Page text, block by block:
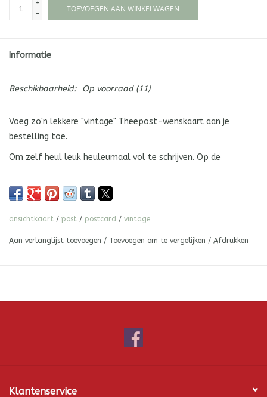
+
-
TOEVOEGEN AAN WINKELWAGEN
Informatie
Beschikbaarheid: Op voorraad(11)
Voeg zo'n lekkere "vintage" Theepost-wenskaart aan je
bestelling toe.
Om zelf heul leuk heuleumaal vol te schrijven. Op de
Formaat postkaart: A6 alias 148 x 105 mm.
PS Het kraftkarton is van 100% kringlooppapier! Met gehaakt
ansichtkaart / post / postcard / vintage
Aan verlanglijst toevoegen / Toevoegen om te vergelijken / Afdrukken
Klantenservice